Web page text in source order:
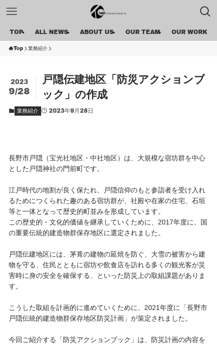
TOP ALL NEWS ABOUT US OUR TEAM OUR WORK
Top 業務紹介
戸隠伝建地区「防災アクションブ
ック」の作成
2023
9/28
業務紹介 2023年9月28日
長野市戸隠（宝光社地区・中社地区）は、大規模な宿坊群を中心
とした戸隠神社の門前町です。
江戸時代の地割が良く保たれ、戸隠信仰のもと参詣者を受け入れ
るためにつくられた趣のある宿坊群が、社殿や在家の住宅、石垣
等と一体となって歴史的町並みを形成しています。
この歴史的・文化的価値を継承していくために、2017年度に、国
の重要伝統的建造物群保存地区に選定されました。
戸隠伝建地区には、茅葺の建物の延焼を防ぐ、大雪の被害から建
物を守る、住民とともに宿坊や飲食店を訪れる多くの観光客が災
害時に身の安全を確保する、といった防災上の取組課題がありま
す。
こうした取組を計画的に進めていくために、2021年度に「長野市
戸隠伝統的建造物群保存地区防災計画」が策定されました。
今回ご紹介する「防災アクションブック」は、防災計画の内容を